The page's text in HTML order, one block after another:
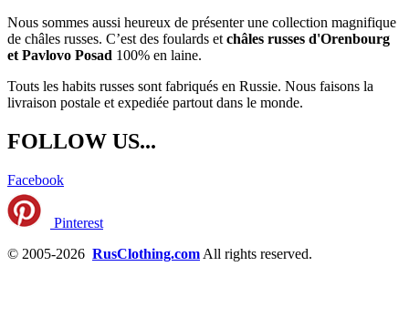
Nous sommes aussi heureux de présenter une collection magnifique
de châles russes. C’est des foulards et châles russes d'Orenbourg
et Pavlovo Posad 100% en laine.
Touts les habits russes sont fabriqués en Russie. Nous faisons la
livraison postale et expediée partout dans le monde.
FOLLOW US...
Facebook
Pinterest
© 2005-2026 RusClothing.com All rights reserved.